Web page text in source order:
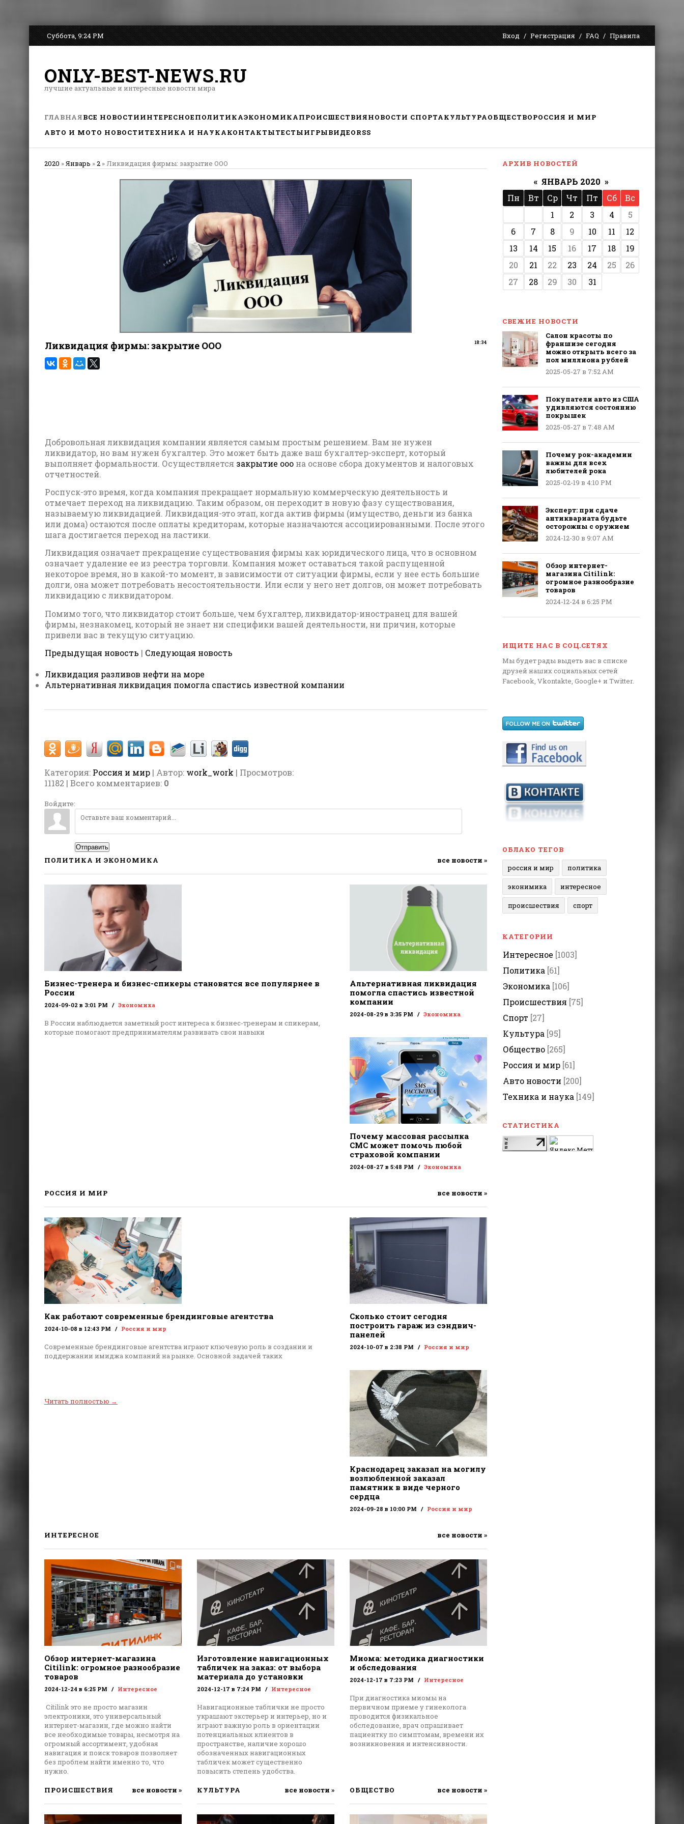
Суббота, 9:24 PM Вход Регистрация FAQ Правила
ONLY-BEST-NEWS.RU
лучшие актуальные и интересные новости мира
ГЛАВНАЯВСЕ НОВОСТИИНТЕРЕСНОЕПОЛИТИКАЭКОНОМИКАПРОИСШЕСТВИЯНОВОСТИ СПОРТАКУЛЬТУРАОБЩЕСТВОРОССИЯ И МИР
АВТО И МОТО НОВОСТИТЕХНИКА И НАУКАКОНТАКТЫТЕСТЫИГРЫВИДЕОRSS
2020 »Январь »2 » Ликвидация фирмы: закрытие ООО
18:34
Ликвидация фирмы: закрытие ООО
Добровольная ликвидация компании является самым простым решением. Вам не нужен
ликвидатор, но вам нужен бухгалтер. Это может быть даже ваш бухгалтер-эксперт, который
выполняет формальности. Осуществляется закрытие ооо на основе сбора документов и налоговых
отчетностей.
Роспуск-это время, когда компания прекращает нормальную коммерческую деятельность и
отмечает переход на ликвидацию. Таким образом, он переходит в новую фазу существования,
называемую ликвидацией. Ликвидация-это этап, когда актив фирмы (имущество, деньги из банка
или дома) остаются после оплаты кредиторам, которые назначаются ассоциированными. После этого
шага достигается переход на ластики.
Ликвидация означает прекращение существования фирмы как юридического лица, что в основном
означает удаление ее из реестра торговли. Компания может оставаться такой распущенной
некоторое время, но в какой-то момент, в зависимости от ситуации фирмы, если у нее есть большие
долги, она может потребовать несостоятельности. Или если у него нет долгов, он может потребовать
ликвидацию с ликвидатором.
Помимо того, что ликвидатор стоит больше, чем бухгалтер, ликвидатор-иностранец для вашей
фирмы, незнакомец, который не знает ни специфики вашей деятельности, ни причин, которые
привели вас в текущую ситуацию.
Предыдущая новость | Следующая новость
Ликвидация разливов нефти на море
Альтернативная ликвидация помогла спастись известной компании
Категория: Россия и мир | Автор: work_work | Просмотров:
11182 | Всего комментариев: 0
Войдите:
Отправить
ПОЛИТИКА И ЭКОНОМИКА все новости »
Бизнес-тренера и бизнес-спикеры становятся все популярнее в
России
2024-09-02 в 3:01 PM Экономика
В России наблюдается заметный рост интереса к бизнес-тренерам и спикерам,
которые помогают предпринимателям развивать свои навыки
Альтернативная ликвидация
помогла спастись известной
компании
2024-08-29 в 3:35 PM Экономика
Почему массовая рассылка
СМС может помочь любой
страховой компании
2024-08-27 в 5:48 PM Экономика
РОССИЯ И МИР все новости »
Как работают современные брендинговые агентства
2024-10-08 в 12:43 PM Россия и мир
Современные брендинговые агентства играют ключевую роль в создании и
поддержании имиджа компаний на рынке. Основной задачей таких
Читать полностью →
Сколько стоит сегодня
построить гараж из сэндвич-
панелей
2024-10-07 в 2:38 PM Россия и мир
Краснодарец заказал на могилу
возлюбленной заказал
памятник в виде черного
сердца
2024-09-28 в 10:00 PM Россия и мир
ИНТЕРЕСНОЕ все новости »
Обзор интернет-магазина
Citilink: огромное разнообразие
товаров
2024-12-24 в 6:25 PM Интересное
Citilink это не просто магазин
электроники, это универсальный
интернет-магазин, где можно найти
все необходимые товары, несмотря на
огромный ассортимент, удобная
навигация и поиск товаров позволяет
без проблем найти именно то, что
нужно.
Изготовление навигационных
табличек на заказ: от выбора
материала до установки
2024-12-17 в 7:24 PM Интересное
Навигационные таблички не просто
украшают экстерьер и интерьер, но и
играют важную роль в ориентации
потенциальных клиентов в
пространстве, наличие хорошо
обозначенных навигационных
табличек может существенно
повысить степень удобства.
Миома: методика диагностики
и обследования
2024-12-17 в 7:23 PM Интересное
При диагностика миомы на
первичном приеме у гинеколога
проводится физикальное
обследование, врач опрашивает
пациентку по симптомам, времени их
возникновения и интенсивности.
ПРОИСШЕСТВИЯ все новости » КУЛЬТУРА все новости » ОБЩЕСТВО все новости »
АРХИВ НОВОСТЕЙ
« ЯНВАРЬ 2020 »
Пн
Вт Ср Чт Пт Сб
Вс
1
2 3 4
5
6
7 8 9 10 11
12
13
14 15 16 17 18
19
20
21 22 23 24 25
26
27
28 29 30 31
СВЕЖИЕ НОВОСТИ
Салон красоты по
франшизе сегодня
можно открыть всего за
пол миллиона рублей
2025-05-27 в 7:52 AM
Покупатели авто из США
удивляются состоянию
покрышек
2025-05-27 в 7:48 AM
Почему рок-академии
важны для всех
любителей рока
2025-02-19 в 4:10 PM
Эксперт: при сдаче
антиквариата будьте
осторожны с оружием
2024-12-30 в 9:07 AM
Обзор интернет-
магазина Citilink:
огромное разнообразие
товаров
2024-12-24 в 6:25 PM
ИЩИТЕ НАС В СОЦ.СЕТЯХ
Мы будет рады выдеть вас в списке
друзей наших социальных сетей
Facebook, Vkontakte, Google+ и Twitter.
ОБЛАКО ТЕГОВ
россия и мир
политика
эконимика интересное
происшествия спорт
КАТЕГОРИИ
Интересное [1003]
Политика [61]
Экономика [106]
Происшествия [75]
Спорт [27]
Культура [95]
Общество [265]
Россия и мир [61]
Авто новости [200]
Техника и наука [149]
СТАТИСТИКА